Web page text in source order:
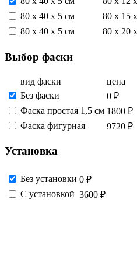
80 х 40 х 5 см
80 х 15
80 х 40 х 5 см
80 х 20
Выбор фаски
вид фаски
цена
Без фаски
0 ₽
Фаска простая 1,5 см 1800 ₽
Фаска фигурная
9720 ₽
Установка
Без установки 0 ₽
С установкой 3600 ₽